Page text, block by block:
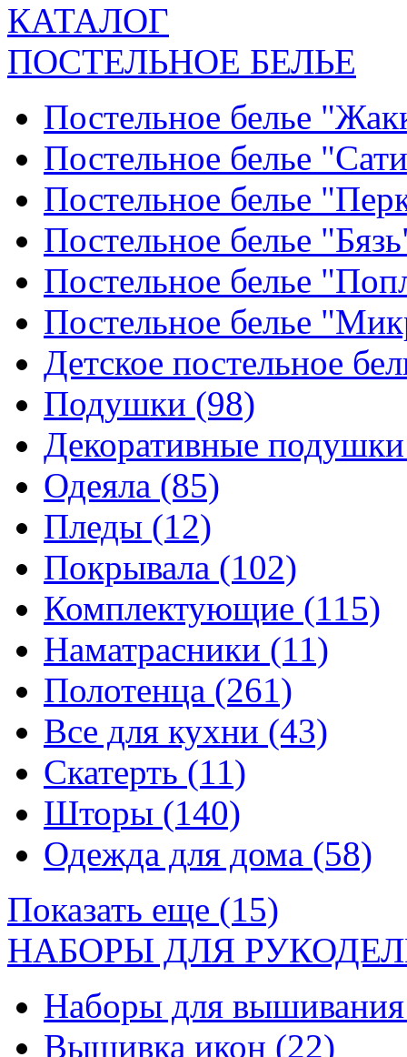
КАТАЛОГ
ПОСТЕЛЬНОЕ БЕЛЬЕ
Постельное белье
Постельное белье
Постельное белье
Постельное белье
Постельное белье
Постельное белье
Детское постельное
Подушки (98)
Декоративные
Одеяла (85)
Пледы (12)
Покрывала (102)
Комплектующие (115)
Наматрасники (11)
Полотенца (261)
Все для кухни (43)
Скатерть (11)
Шторы (140)
Одежда для дома (58)
Показать еще (15)
НАБОРЫ ДЛЯ
Наборы для
Вышивка икон (22)